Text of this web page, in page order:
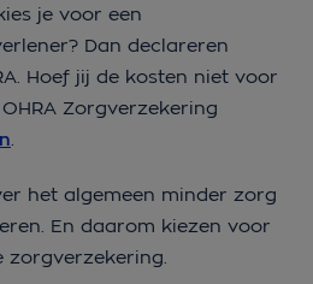
je voor een
Dan declareren
Hoef jij de kosten niet voor
Zorgverzekering
het algemeen minder zorg
En daarom kiezen voor